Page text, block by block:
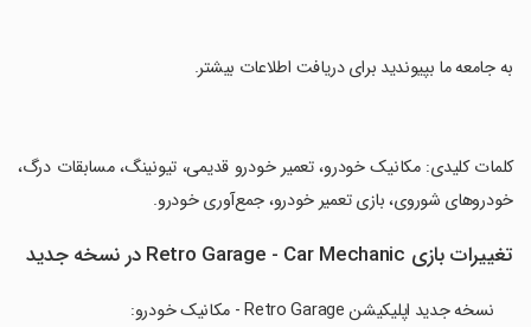
‏به جامعه ما بپیوندید برای دریافت اطلاعات بیشتر.
‏کلمات کلیدی: مکانیک خودرو، تعمیر خودرو قدیمی، تیونینگ، مسابقات درگ،
خودروهای شوروی، بازی تعمیر خودرو، جمع‌آوری خودرو.
تغییرات بازی Retro Garage - Car Mechanic در نسخه جدید
نسخه جدید اپلیکیشن Retro Garage - مکانیک خودرو: